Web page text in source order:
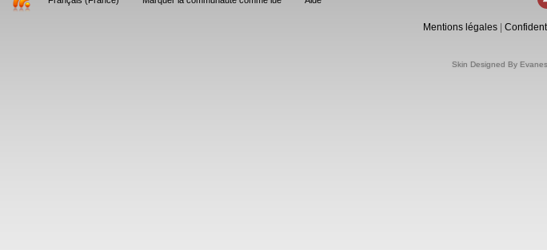
Mentions légales|
Skin Designed By